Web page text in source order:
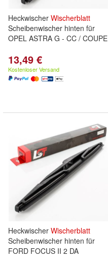
Heckwischer Wischerblatt
Scheibenwischer hinten für
OPEL ASTRA G - CC / COUPE
13,49 €
Kostenloser Versand
Heckwischer Wischerblatt
Scheibenwischer hinten für
FORD FOCUS II 2 DA